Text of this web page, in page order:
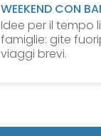
WEEKEND CON
Idee per il tempo
famiglie: gite
viaggi brevi.